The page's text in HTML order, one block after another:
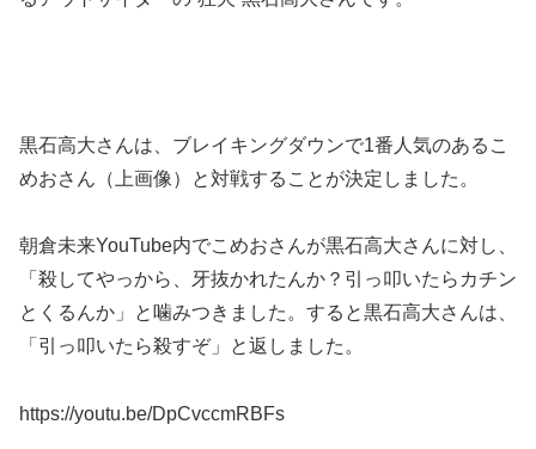
黒石高大さんは、ブレイキングダウンで1番人気のあるこ
めおさん（上画像）と対戦することが決定しました。
朝倉未来YouTube内でこめおさんが黒石高大さんに対し、
「殺してやっから、牙抜かれたんか？引っ叩いたらカチン
とくるんか」と噛みつきました。すると黒石高大さんは、
「引っ叩いたら殺すぞ」と返しました。
https://youtu.be/DpCvccmRBFs